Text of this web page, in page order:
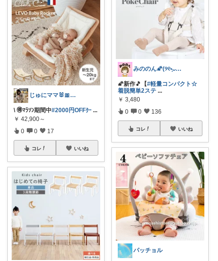
じゅにママ🐰🎀2yboyワーママ
\ 🉐ﾏﾗｿﾝ期間中#2000円OFFｸｰ ...
￥ 42,900～
0 0 17
コレ いいね
みののん🌠(୨୧•͈ᴗ•͈)感謝♡
🌠新作🎵【#軽量コンパクト☆
着脱簡単2ステ ...
￥ 3,480
0 0 136
コレ いいね
パッチョル